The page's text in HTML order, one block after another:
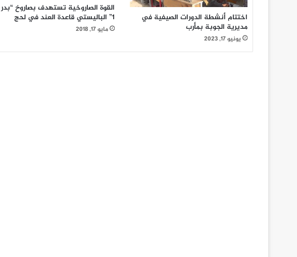
اختتام أنشطة الدورات الصيفية في
مديرية الجوبة بمأرب
يونيو 17, 2023
القوة الصاروخية تستهدف بصاروخ “بدر
1” الباليستي قاعدة العند في لحج
مايو 17, 2018